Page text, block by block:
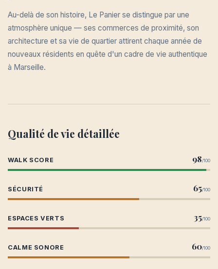
Au-delà de son histoire, Le Panier se distingue par une
atmosphère unique — ses commerces de proximité, son
architecture et sa vie de quartier attirent chaque année de
nouveaux résidents en quête d'un cadre de vie authentique
à Marseille.
Qualité de vie détaillée
WALK SCORE 98/100
SÉCURITÉ 65/100
ESPACES VERTS 35/100
CALME SONORE 60/100